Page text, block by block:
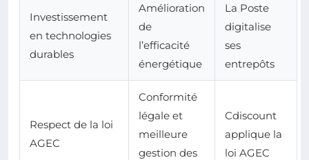
Investissement
en technologies
durables
Amélioration
de
l’efficacité
énergétique
La Poste
digitalise
ses
entrepôts
Respect de la loi
AGEC
Conformité
légale et
meilleure
gestion des
Cdiscount
applique la
loi AGEC